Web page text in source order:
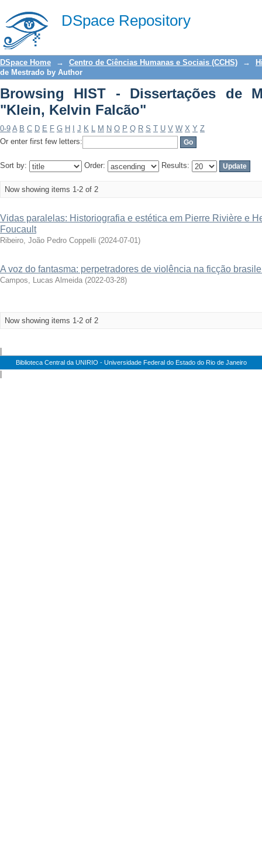
DSpace Repository
Browsing HIST - Dissertações de
DSpace Home → Centro de Ciências Humanas e Sociais (CCHS) →
de Mestrado by Author
Browsing HIST - Dissertações de
"Klein, Kelvin Falcão"
0-9 A B C D E F G H J K L M N O P Q R S T U V W X Y Z
Or enter first few letters:
Sort by: Order: Results:
Now showing items 1-2 of 2
Vidas paralelas: Historiografia e estética em Pierre Rivière e
Foucault
Ribeiro, João Pedro Coppelli (2024-07-01)
A voz do fantasma: perpetradores de violência na ficção
Campos, Lucas Almeida (2022-03-28)
Now showing items 1-2 of 2
Biblioteca Central da UNIRIO - Universidade Federal do Estado do Rio de Janeiro